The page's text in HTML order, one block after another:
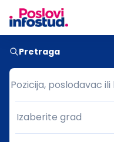
Pretraga
Pozicija, poslodavac
Pozicija, poslodavac
Grad
Izaberite grad